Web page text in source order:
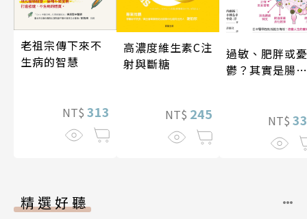
老祖宗傳下來不
生病的智慧
NT$ 313
高濃度維生素C注
射與斷糖
NT$ 245
過敏、肥胖或憂
鬱？其實是腸道
NT$
精選好聽